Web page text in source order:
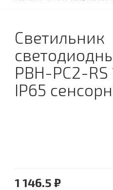
Светильник
PBH-PC2-
IP65
1 146.5 ₽